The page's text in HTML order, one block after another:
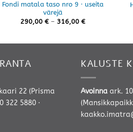
Fondi matala taso nro 9 · useita
värejä
290,00 € – 316,00 €Hintaluokka:
22 (Prisma
322 5880 ·
KALUSTE
Avoinnaark.